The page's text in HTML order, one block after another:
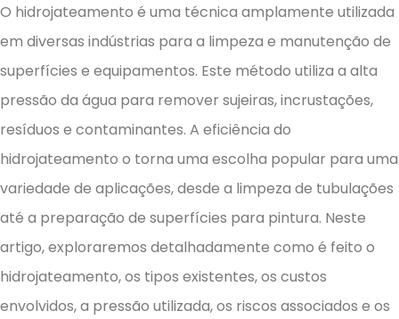
O hidrojateamento é uma técnica amplamente utilizada
em diversas indústrias para a limpeza e manutenção de
superfícies e equipamentos. Este método utiliza a alta
pressão da água para remover sujeiras, incrustações,
resíduos e contaminantes. A eficiência do
hidrojateamento o torna uma escolha popular para uma
variedade de aplicações, desde a limpeza de tubulações
até a preparação de superfícies para pintura. Neste
artigo, exploraremos detalhadamente como é feito o
hidrojateamento, os tipos existentes, os custos
envolvidos, a pressão utilizada, os riscos associados e os